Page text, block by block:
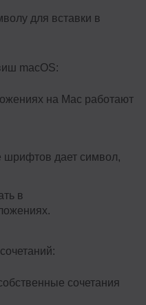
для вставки в
macOS:
на Mac работают
шрифтов дает символ,
в
сочетания